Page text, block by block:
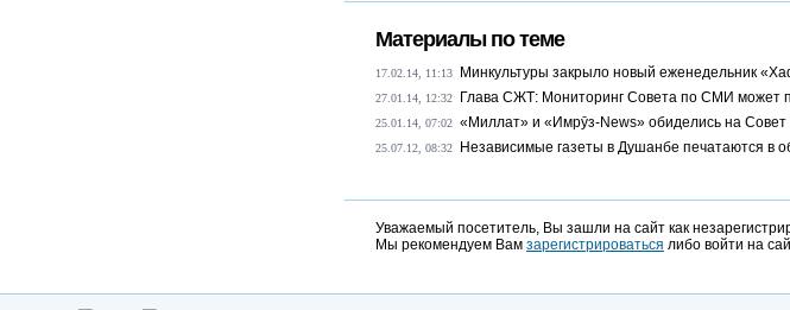
Материалы по теме
17.02.14, 11:13 Минкультуры закрыло новый еженедельник
27.01.14, 12:32 Глава СЖТ: Мониторинг Совета по СМИ может
25.01.14, 07:02 «Миллат» и «Имрӯз-News» обиделись на
25.07.12, 08:32 Независимые газеты в Душанбе печатаются в
Уважаемый посетитель, Вы зашли на сайт как
Мы рекомендуем Вам зарегистрироваться либо войти на